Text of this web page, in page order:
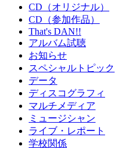
CD（オリジナル）
CD（参加作品）
That's DAN!!
アルバム試聴
お知らせ
スペシャルトピック
データ
ディスコグラフィ
マルチメディア
ミュージシャン
ライブ・レポート
学校関係